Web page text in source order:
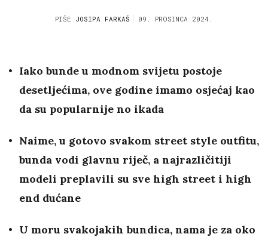
PIŠE JOSIPA FARKAŠ 09. PROSINCA 2024.
Iako bunde u modnom svijetu postoje
desetljećima, ove godine imamo osjećaj kao
da su popularnije no ikada
Naime, u gotovo svakom street style outfitu,
bunda vodi glavnu riječ, a najrazličitiji
modeli preplavili su sve high street i high
end dućane
U moru svakojakih bundica, nama je za oko